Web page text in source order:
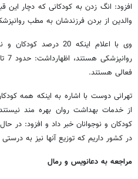
افزود: انگ زدن به کودکانی که دچار
والدین از بردن فرزندشان به مطب
وی با اعلام اینکه 20
فعالی هستند.
تهرانی دوست با اشاره به اینکه همه
از خدمات بهداشت روان بهره مند
در کشور داریم که توزیع آنها نیز به
مراجعه به دعانویس و رمال